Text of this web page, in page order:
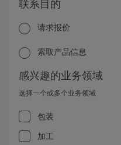
联系目的
请求报价
索取产品信息
感兴趣的业务领域
选择一个或多个业务领域
包装
加工